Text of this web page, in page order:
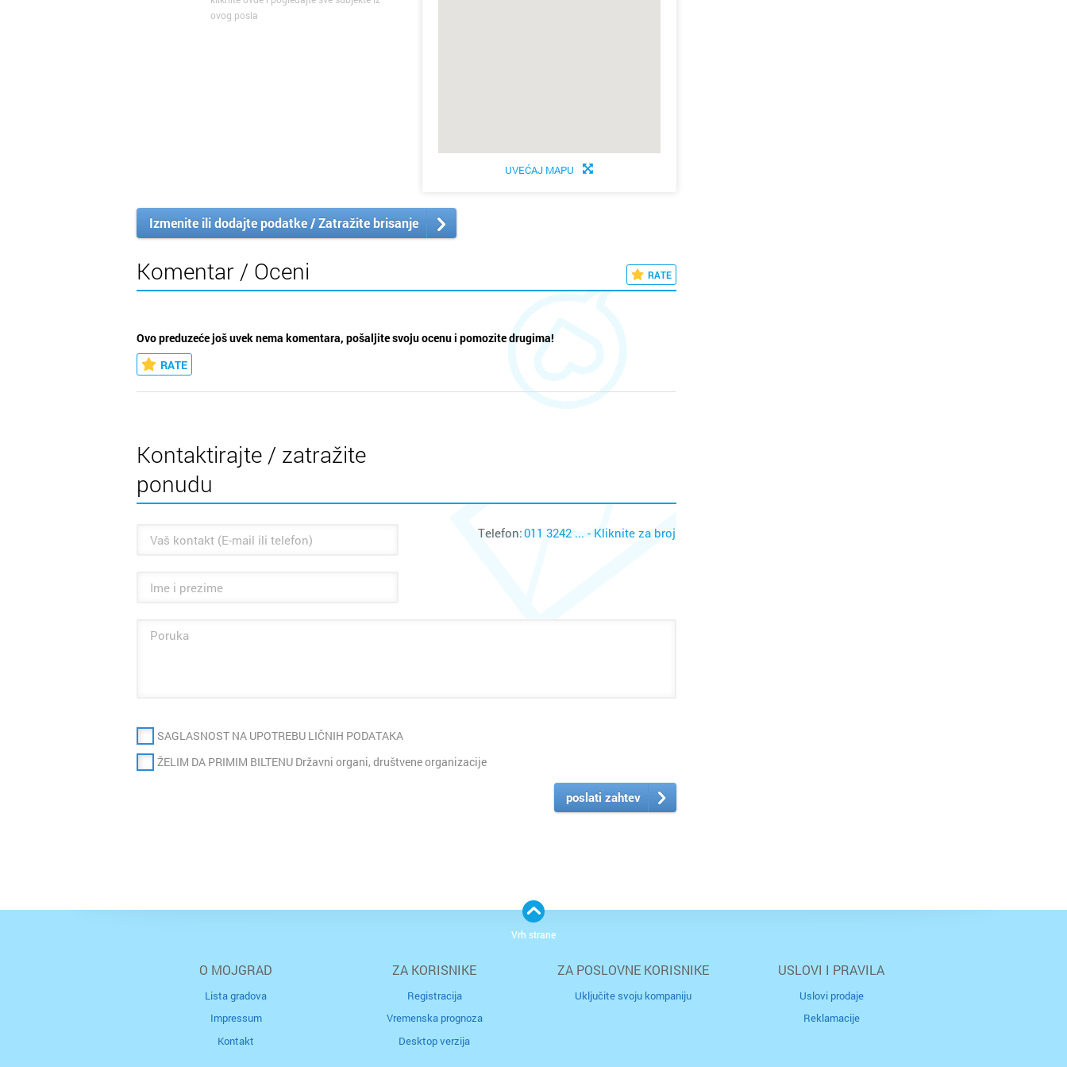
ovog posla
UVEĆAJ MAPU
Izmenite ili dodajte podatke / Zatražite brisanje
Komentar / Oceni RATE
Ovo preduzeće još uvek nema komentara, pošaljite svoju ocenu i pomozite drugima!
RATE
Kontaktirajte / zatražite
ponudu
Telefon:011 3242 ... - Kliknite za broj
SAGLASNOST NA UPOTREBU LIČNIH PODATAKA
ŽELIM DA PRIMIM BILTENU Državni organi, društvene organizacije
poslati zahtev
O MOJGRAD
Lista gradova
Impressum
Kontakt
ZA KORISNIKE
Registracija
Vremenska prognoza
Desktop verzija
ZA POSLOVNE KORISNIKE
Uključite svoju kompaniju
USLOVI I PRAVILA
Uslovi prodaje
Reklamacije
Vrh strane